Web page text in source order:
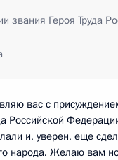
звания Героя Труда
вас с
Российской
и, уверен, еще
народа. Желаю вам